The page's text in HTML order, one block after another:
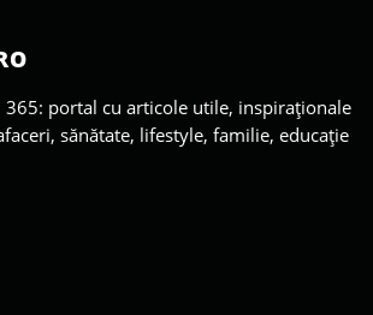
365: portal cu articole utile, inspiraționale
sănătate, lifestyle, familie, educație